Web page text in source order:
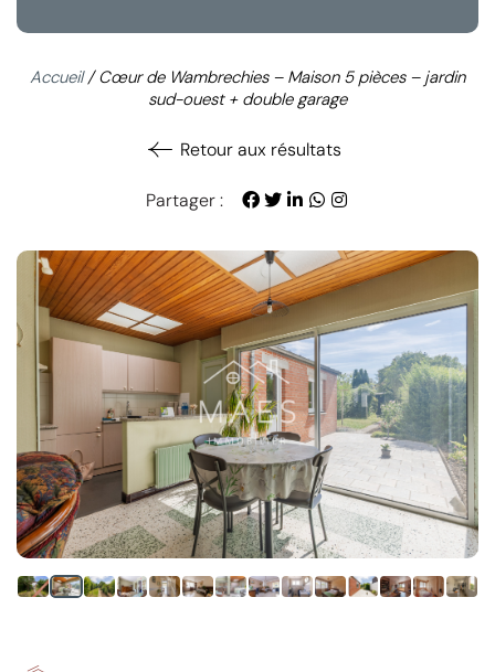
Accueil/Cœur de Wambrechies – Maison 5 pièces – jardin
sud-ouest + double garage
Retour aux résultats
Partager :